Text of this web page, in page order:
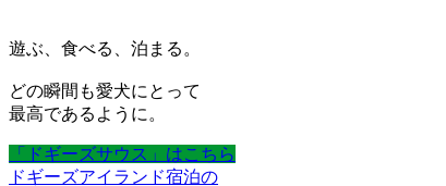
遊ぶ、食べる、泊まる。
どの瞬間も愛犬にとって
最高であるように。
「ドギーズサウス」はこちら
ドギーズアイランド宿泊の